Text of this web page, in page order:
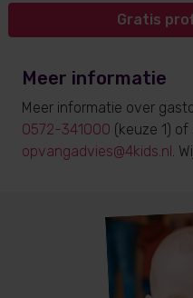
Gratis
Meer informatie
Meer informatie over
0572-341000 (keuze 1)
opvangadvies@4kids.nl.